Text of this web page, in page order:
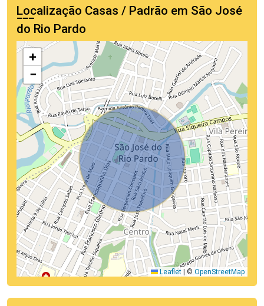
Localização Casas / Padrão em São José
do Rio Pardo
+
−
Leaflet © OpenStreetMap